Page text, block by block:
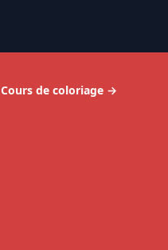
Cours de coloriage →